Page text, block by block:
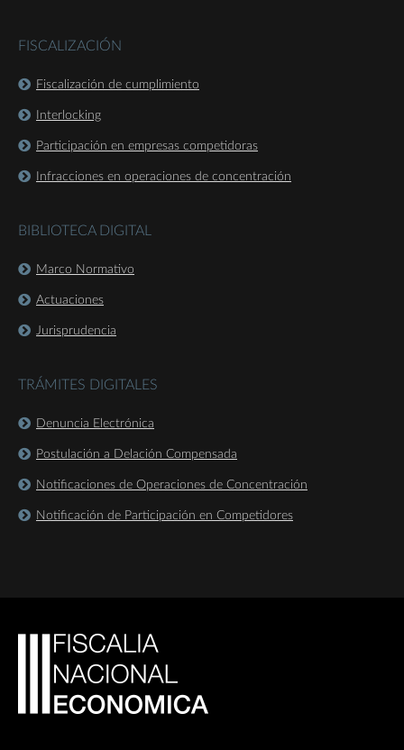
FISCALIZACIÓN
Fiscalización de cumplimiento
Interlocking
Participación en empresas competidoras
Infracciones en operaciones de concentración
BIBLIOTECA DIGITAL
Marco Normativo
Actuaciones
Jurisprudencia
TRÁMITES DIGITALES
Denuncia Electrónica
Postulación a Delación Compensada
Notificaciones de Operaciones de Concentración
Notificación de Participación en Competidores